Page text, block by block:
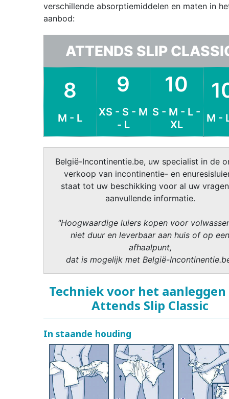
verschillende absorptiemiddelen en maten in
aanbod:
ATTENDS SLIP
8
M - L
9
XS - S - M
- L
10
S - M - L -
XL
M -
België-Incontinentie.be, uw specialist in de
verkoop van incontinentie- en
staat tot uw beschikking voor al uw
aanvullende informatie.
"Hoogwaardige luiers kopen voor
niet duur en leverbaar aan huis of op een
afhaalpunt,
dat is mogelijk met België-
Techniek voor het aanleggen
Attends Slip Classic
In staande houding